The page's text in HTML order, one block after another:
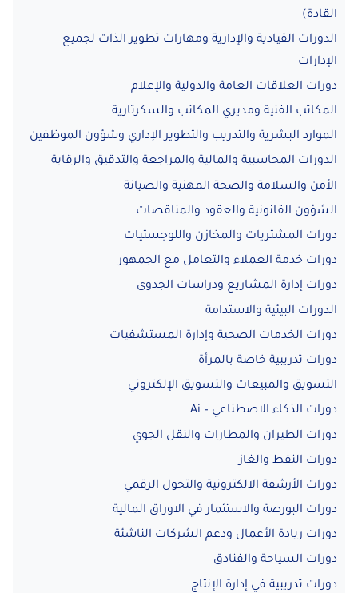
القادة)
الدورات القيادية والإدارية ومهارات تطوير الذات لجميع
الإدارات
دورات العلاقات العامة والدولية والإعلام
المكاتب الفنية ومديري المكاتب والسكرتارية
الموارد البشرية والتدريب والتطوير الإداري وشؤون الموظفين
الدورات المحاسبية والمالية والمراجعة والتدقيق والرقابة
الأمن والسلامة والصحة المهنية والصيانة
الشؤون القانونية والعقود والمناقصات
دورات المشتريات والمخازن واللوجستيات
دورات خدمة العملاء والتعامل مع الجمهور
دورات إدارة المشاريع ودراسات الجدوى
الدورات البيئية والاستدامة
دورات الخدمات الصحية وإدارة المستشفيات
دورات تدريبية خاصة بالمرأة
التسويق والمبيعات والتسويق الإلكتروني
دورات الذكاء الاصطناعي – Ai
دورات الطيران والمطارات والنقل الجوي
دورات النفط والغاز
دورات الأرشفة الالكترونية والتحول الرقمي
دورات البورصة والاستثمار في الاوراق المالية
دورات ريادة الأعمال ودعم الشركات الناشئة
دورات السياحة والفنادق
دورات تدريبية في إدارة الإنتاج